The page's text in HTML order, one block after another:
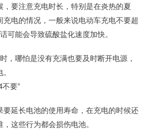
，要注意充电时长，特别是在炎热的夏
电的情况，一般来说电动车充电不要超
可能会导致硫酸盐化速度加快。
，哪怕是没有充满也要及时断开电源，
要”
要延长电池的使用寿命，在充电的时候还
这些行为都会损伤电池。